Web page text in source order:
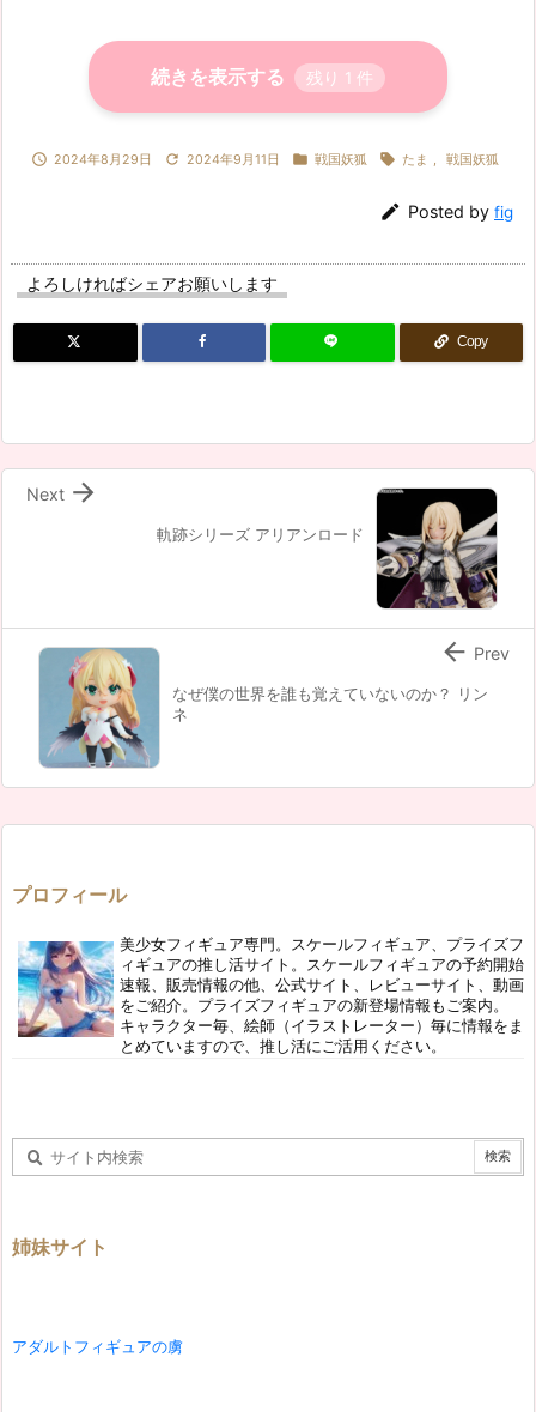
続きを表示する 残り 1 件
 2024年8月29日  2024年9月11日  戦国妖狐  たま , 戦国妖狐
 Posted by fig
よろしければシェアお願いします
Copy
軌跡シリーズ アリアンロード

Next
なぜ僕の世界を誰も覚えていないのか？ リン
ネ
 Prev
プロフィール
美少女フィギュア専門。スケールフィギュア、プライズフ
ィギュアの推し活サイト。スケールフィギュアの予約開始
速報、販売情報の他、公式サイト、レビューサイト、動画
をご紹介。プライズフィギュアの新登場情報もご案内。
キャラクター毎、絵師（イラストレーター）毎に情報をま
とめていますので、推し活にご活用ください。
姉妹サイト
アダルトフィギュアの虜